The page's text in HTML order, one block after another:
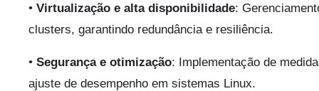
• Virtualização e alta disponibilidade:
clusters, garantindo redundância e resiliência.
• Segurança e otimização: Implementação de
ajuste de desempenho em sistemas Linux.